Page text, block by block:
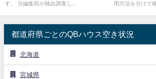
す。 当編集部が独自調査し...
用方法を分けて
都道府県ごとのQBハウス空き状況
北海道
宮城県